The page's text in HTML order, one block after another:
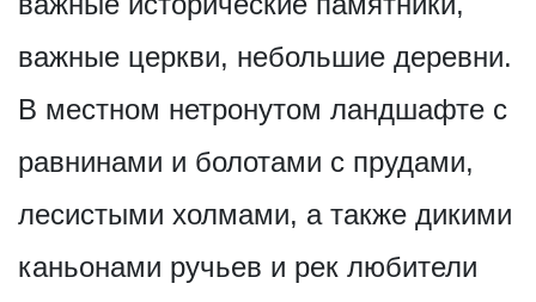
важные церкви, небольшие деревни.
В местном нетронутом ландшафте с
равнинами и болотами с прудами,
лесистыми холмами, а также дикими
каньонами ручьев и рек любители